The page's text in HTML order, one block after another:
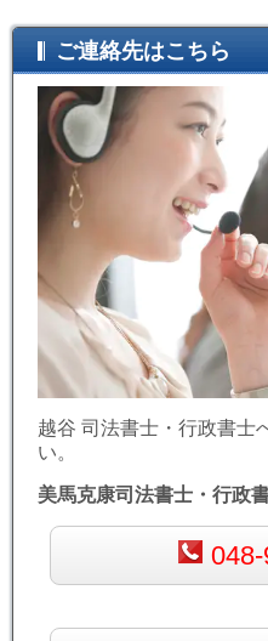
ご連絡先はこちら
越谷 司法書士・行政書士
い。
美馬克康司法書士・行政